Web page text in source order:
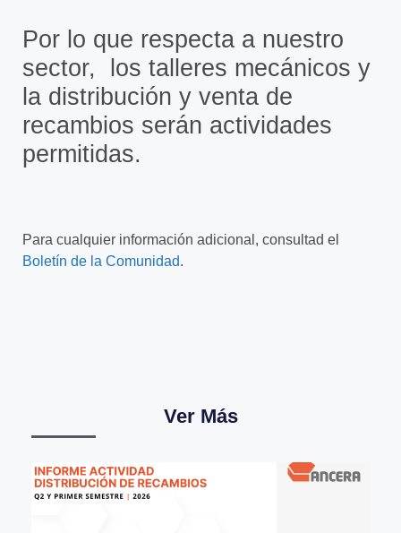
Por lo que respecta a nuestro
sector, los talleres mecánicos y
la distribución y venta de
recambios serán actividades
permitidas.
Para cualquier información adicional, consultad el
Boletín de la Comunidad.
Ver Más